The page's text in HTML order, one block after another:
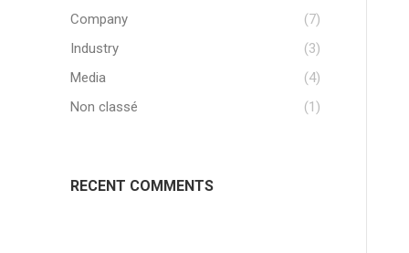
Company
(7)
Industry
(3)
Media
(4)
Non classé
(1)
RECENT COMMENTS